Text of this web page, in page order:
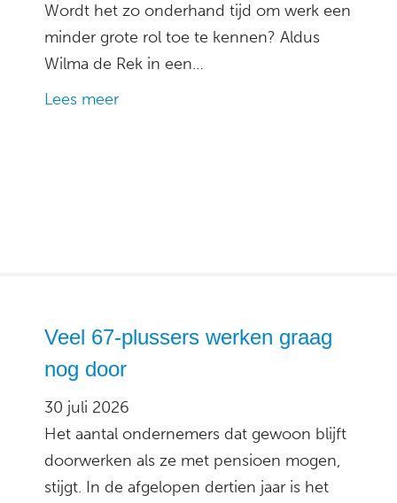
Wordt het zo onderhand tijd om werk een
minder grote rol toe te kennen? Aldus
Wilma de Rek in een…
Lees meer
Veel 67-plussers werken graag
nog door
30 juli 2026
Het aantal ondernemers dat gewoon blijft
doorwerken als ze met pensioen mogen,
stijgt. In de afgelopen dertien jaar is het